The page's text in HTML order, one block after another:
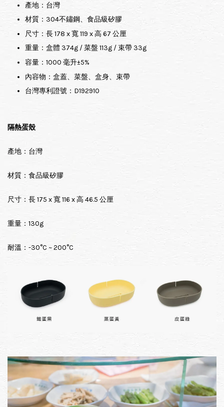
產地：台灣
材質：304不鏽鋼、食品級矽膠
尺寸：長 178 x 寬 119 x 高 67 公厘
重量：盒體 374g / 菜盤 113g / 束帶 33g
容量：1000 毫升±5%
內容物：盒蓋、菜盤、盒身、束帶
台灣專利證號：D192910
隔熱蛋殼
產地：台灣
材質：食品級矽膠
尺寸：長 175 x 寬 116 x 高 46.5 公厘
重量：130g
耐溫：-30°C ~ 200°C